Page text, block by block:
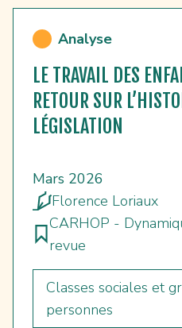
Analyse
LE TRAVAIL DES
RETOUR SUR
LÉGISLATION
Mars 2026
Florence Loriaux
CARHOP -
revue
Classes sociales et
personnes